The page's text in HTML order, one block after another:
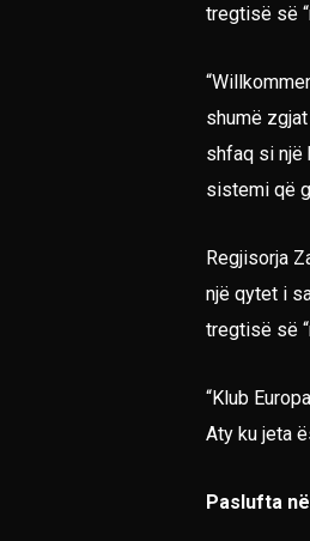
tregtisë së
shumë
shfaq si një
sistemi që
Regjisorja
një qytet i
tregtisë së
“Klub
Aty ku jeta
Paslufta